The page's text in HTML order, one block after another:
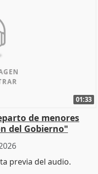
01:33
de menores
del Gobierno"